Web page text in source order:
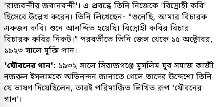
'রাজবন্দীর জবানবন্দী'। এ প্রবন্ধে তিনি নিজেকে 'বিদ্রোহী কবি'
হিসেবে উল্লেখ করেন। তিনি লিখেছেন- "শুনেছি, আমার বিচারক
একজন কবি। শুনে আনন্দিত হয়েছি। বিদ্রোহী কবির বিচার
বিচারক কবির নিকট।” পরবর্তীতে তিনি জেল থেকে ১৫ অক্টোবর,
১৯২৩ সালে মুক্তি পান।
'যৌবনের গান': ১৯৩২ সালে সিরাজগঞ্জে মুসলিম যুব সমাজ কাজী
নজরুল ইসলামকে অভিনন্দন জানাতে গেলে তাদের উদ্দেশ্যে তিনি
যে ভাষণ দিয়েছিলেন, তারই পরিমার্জিত লিখিত রূপ 'যৌবনের
গান'।